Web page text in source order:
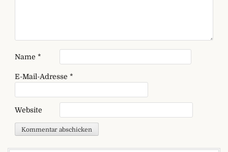
Name *
E-Mail-Adresse *
Website